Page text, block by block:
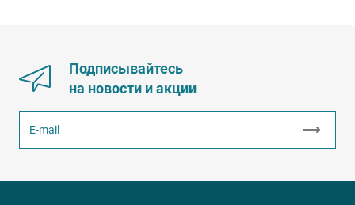
Подписывайтесь
на новости и акции